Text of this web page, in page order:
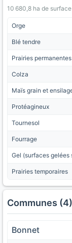
10 680,8 ha de
Orge
Blé tendre
Prairies permanentes
Colza
Maïs grain et
Protéagineux
Tournesol
Fourrage
Gel (surfaces gelées
Prairies temporaires
Communes (4)
Bonnet